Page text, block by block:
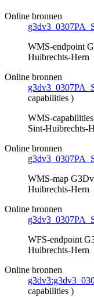
Online bronnen
WMS-endpoint
Huibrechts-Hern
Online bronnen
capabilities )
WMS-
Sint-Huibrechts-
Online bronnen
WMS-map
Huibrechts-Hern
Online bronnen
WFS-endpoint
Huibrechts-Hern
Online bronnen
capabilities )